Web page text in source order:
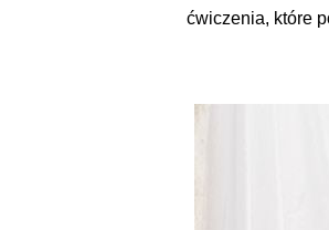
ćwiczenia, które